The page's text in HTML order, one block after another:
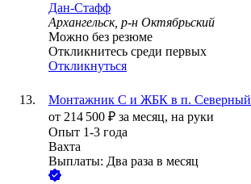
Дан-Стафф
Архангельск, р-н Октябрьский
Можно без резюме
Откликнитесь среди первых
Откликнуться
Монтажник С и ЖБК в п. Северный
от 214 500 ₽ за месяц, на руки
Опыт 1-3 года
Вахта
Выплаты: Два раза в месяц